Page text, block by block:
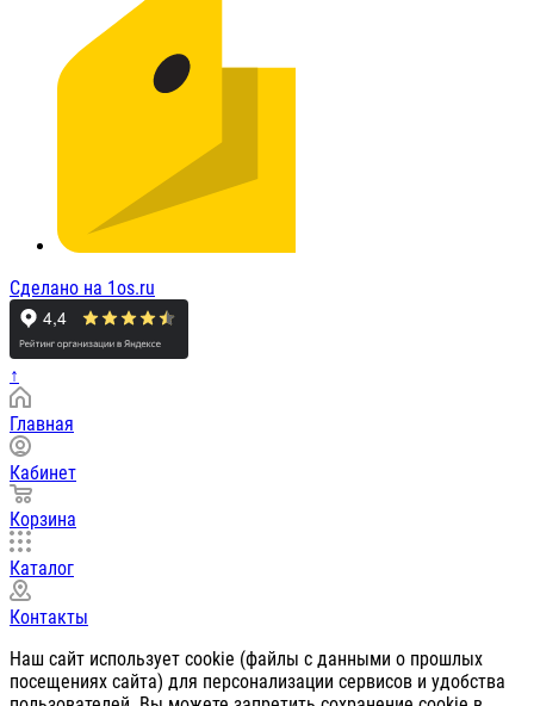
Сделано на 1os.ru
↑
Главная
Кабинет
Корзина
Каталог
Контакты
Наш сайт использует cookie (файлы с данными о прошлых
посещениях сайта) для персонализации сервисов и удобства